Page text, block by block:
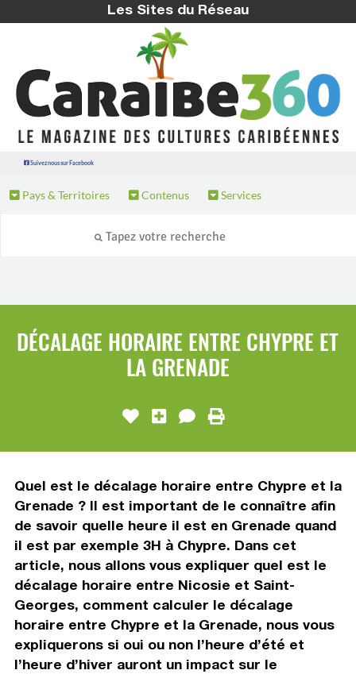
Les Sites du Réseau
Suivez nous sur Facebook
Pays & Territoires Contenus Services
DÉCALAGE HORAIRE ENTRE CHYPRE ET
LA GRENADE
Quel est le décalage horaire entre Chypre et la
Grenade ? Il est important de le connaître afin
de savoir quelle heure il est en Grenade quand
il est par exemple 3H à Chypre. Dans cet
article, nous allons vous expliquer quel est le
décalage horaire entre Nicosie et Saint-
Georges, comment calculer le décalage
horaire entre Chypre et la Grenade, nous vous
expliquerons si oui ou non l’heure d’été et
l’heure d’hiver auront un impact sur le